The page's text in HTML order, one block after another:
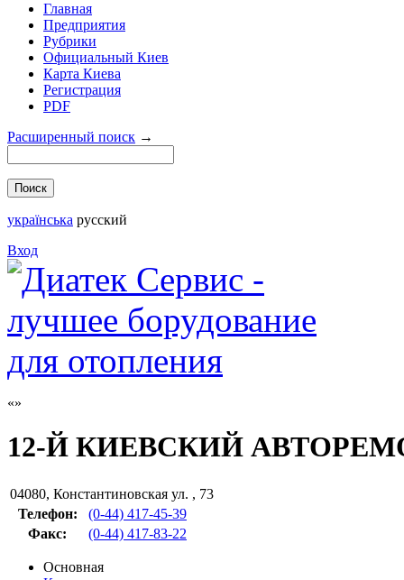
Главная
Предприятия
Рубрики
Официальный Киев
Карта Киева
Регистрация
PDF
Расширенный поиск →
українська русский
Вход
12-Й КИЕВСКИЙ
04080, Константиновская ул. , 73
Телефон:
(0-44) 417-45-39
Факс: (0-44) 417-83-22
Основная